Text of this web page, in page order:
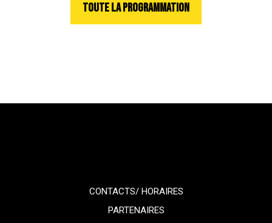
TOUTE LA PROGRAMMATION
CONTACTS/ HORAIRES
PARTENAIRES